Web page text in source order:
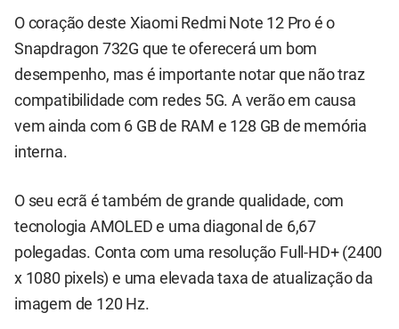
O coração deste Xiaomi Redmi Note 12 Pro é o
Snapdragon 732G que te oferecerá um bom
desempenho, mas é importante notar que não traz
compatibilidade com redes 5G. A verão em causa
vem ainda com 6 GB de RAM e 128 GB de memória
interna.
O seu ecrã é também de grande qualidade, com
tecnologia AMOLED e uma diagonal de 6,67
polegadas. Conta com uma resolução Full-HD+ (2400
x 1080 pixels) e uma elevada taxa de atualização da
imagem de 120 Hz.